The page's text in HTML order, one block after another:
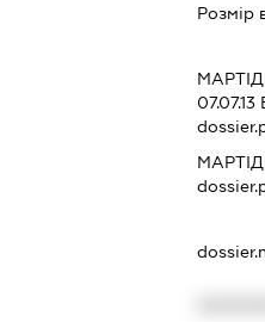
Розмір
07.07.13